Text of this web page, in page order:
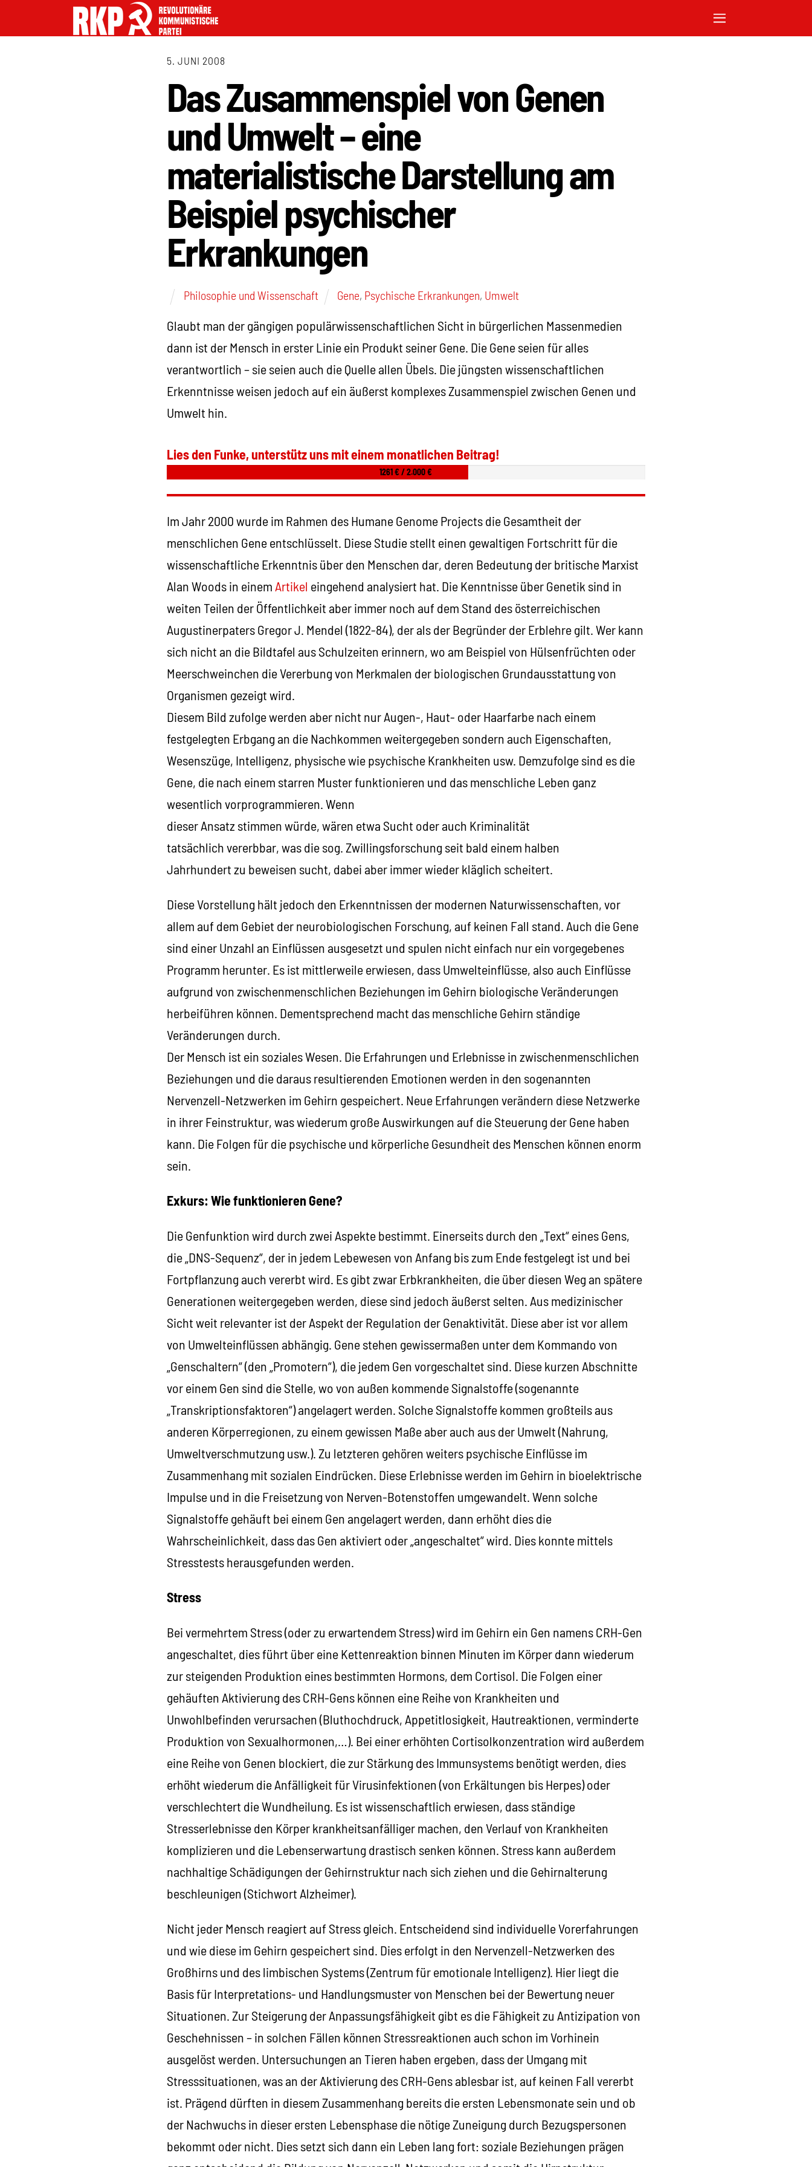
5. JUNI 2008
Das Zusammenspiel von Genen
und Umwelt – eine
materialistische Darstellung am
Beispiel psychischer
Erkrankungen
Philosophie und Wissenschaft Gene, Psychische Erkrankungen, Umwelt
Glaubt man der gängigen populärwissenschaftlichen Sicht in bürgerlichen Massenmedien
dann ist der Mensch in erster Linie ein Produkt seiner Gene. Die Gene seien für alles
verantwortlich – sie seien auch die Quelle allen Übels. Die jüngsten wissenschaftlichen
Erkenntnisse weisen jedoch auf ein äußerst komplexes Zusammenspiel zwischen Genen und
Umwelt hin.
Lies den Funke, unterstütz uns mit einem monatlichen Beitrag!
1261 € / 2.000 €
Im Jahr 2000 wurde im Rahmen des Humane Genome Projects die Gesamtheit der
menschlichen Gene entschlüsselt. Diese Studie stellt einen gewaltigen Fortschritt für die
wissenschaftliche Erkenntnis über den Menschen dar, deren Bedeutung der britische Marxist
Alan Woods in einem Artikel eingehend analysiert hat. Die Kenntnisse über Genetik sind in
weiten Teilen der Öffentlichkeit aber immer noch auf dem Stand des österreichischen
Augustinerpaters Gregor J. Mendel (1822-84), der als der Begründer der Erblehre gilt. Wer kann
sich nicht an die Bildtafel aus Schulzeiten erinnern, wo am Beispiel von Hülsenfrüchten oder
Meerschweinchen die Vererbung von Merkmalen der biologischen Grundausstattung von
Organismen gezeigt wird.
Diesem Bild zufolge werden aber nicht nur Augen-, Haut- oder Haarfarbe nach einem
festgelegten Erbgang an die Nachkommen weitergegeben sondern auch Eigenschaften,
Wesenszüge, Intelligenz, physische wie psychische Krankheiten usw. Demzufolge sind es die
Gene, die nach einem starren Muster funktionieren und das menschliche Leben ganz
wesentlich vorprogrammieren. Wenn
dieser Ansatz stimmen würde, wären etwa Sucht oder auch Kriminalität
tatsächlich vererbbar, was die sog. Zwillingsforschung seit bald einem halben
Jahrhundert zu beweisen sucht, dabei aber immer wieder kläglich scheitert.
Diese Vorstellung hält jedoch den Erkenntnissen der modernen Naturwissenschaften, vor
allem auf dem Gebiet der neurobiologischen Forschung, auf keinen Fall stand. Auch die Gene
sind einer Unzahl an Einflüssen ausgesetzt und spulen nicht einfach nur ein vorgegebenes
Programm herunter. Es ist mittlerweile erwiesen, dass Umwelteinflüsse, also auch Einflüsse
aufgrund von zwischenmenschlichen Beziehungen im Gehirn biologische Veränderungen
herbeiführen können. Dementsprechend macht das menschliche Gehirn ständige
Veränderungen durch.
Der Mensch ist ein soziales Wesen. Die Erfahrungen und Erlebnisse in zwischenmenschlichen
Beziehungen und die daraus resultierenden Emotionen werden in den sogenannten
Nervenzell-Netzwerken im Gehirn gespeichert. Neue Erfahrungen verändern diese Netzwerke
in ihrer Feinstruktur, was wiederum große Auswirkungen auf die Steuerung der Gene haben
kann. Die Folgen für die psychische und körperliche Gesundheit des Menschen können enorm
sein.
Exkurs: Wie funktionieren Gene?
Die Genfunktion wird durch zwei Aspekte bestimmt. Einerseits durch den „Text“ eines Gens,
die „DNS-Sequenz“, der in jedem Lebewesen von Anfang bis zum Ende festgelegt ist und bei
Fortpflanzung auch vererbt wird. Es gibt zwar Erbkrankheiten, die über diesen Weg an spätere
Generationen weitergegeben werden, diese sind jedoch äußerst selten. Aus medizinischer
Sicht weit relevanter ist der Aspekt der Regulation der Genaktivität. Diese aber ist vor allem
von Umwelteinflüssen abhängig. Gene stehen gewissermaßen unter dem Kommando von
„Genschaltern“ (den „Promotern“), die jedem Gen vorgeschaltet sind. Diese kurzen Abschnitte
vor einem Gen sind die Stelle, wo von außen kommende Signalstoffe (sogenannte
„Transkriptionsfaktoren“) angelagert werden. Solche Signalstoffe kommen großteils aus
anderen Körperregionen, zu einem gewissen Maße aber auch aus der Umwelt (Nahrung,
Umweltverschmutzung usw.). Zu letzteren gehören weiters psychische Einflüsse im
Zusammenhang mit sozialen Eindrücken. Diese Erlebnisse werden im Gehirn in bioelektrische
Impulse und in die Freisetzung von Nerven-Botenstoffen umgewandelt. Wenn solche
Signalstoffe gehäuft bei einem Gen angelagert werden, dann erhöht dies die
Wahrscheinlichkeit, dass das Gen aktiviert oder „angeschaltet“ wird. Dies konnte mittels
Stresstests herausgefunden werden.
Stress
Bei vermehrtem Stress (oder zu erwartendem Stress) wird im Gehirn ein Gen namens CRH-Gen
angeschaltet, dies führt über eine Kettenreaktion binnen Minuten im Körper dann wiederum
zur steigenden Produktion eines bestimmten Hormons, dem Cortisol. Die Folgen einer
gehäuften Aktivierung des CRH-Gens können eine Reihe von Krankheiten und
Unwohlbefinden verursachen (Bluthochdruck, Appetitlosigkeit, Hautreaktionen, verminderte
Produktion von Sexualhormonen,…). Bei einer erhöhten Cortisolkonzentration wird außerdem
eine Reihe von Genen blockiert, die zur Stärkung des Immunsystems benötigt werden, dies
erhöht wiederum die Anfälligkeit für Virusinfektionen (von Erkältungen bis Herpes) oder
verschlechtert die Wundheilung. Es ist wissenschaftlich erwiesen, dass ständige
Stresserlebnisse den Körper krankheitsanfälliger machen, den Verlauf von Krankheiten
komplizieren und die Lebenserwartung drastisch senken können. Stress kann außerdem
nachhaltige Schädigungen der Gehirnstruktur nach sich ziehen und die Gehirnalterung
beschleunigen (Stichwort Alzheimer).
Nicht jeder Mensch reagiert auf Stress gleich. Entscheidend sind individuelle Vorerfahrungen
und wie diese im Gehirn gespeichert sind. Dies erfolgt in den Nervenzell-Netzwerken des
Großhirns und des limbischen Systems (Zentrum für emotionale Intelligenz). Hier liegt die
Basis für Interpretations- und Handlungsmuster von Menschen bei der Bewertung neuer
Situationen. Zur Steigerung der Anpassungsfähigkeit gibt es die Fähigkeit zu Antizipation von
Geschehnissen – in solchen Fällen können Stressreaktionen auch schon im Vorhinein
ausgelöst werden. Untersuchungen an Tieren haben ergeben, dass der Umgang mit
Stresssituationen, was an der Aktivierung des CRH-Gens ablesbar ist, auf keinen Fall vererbt
ist. Prägend dürften in diesem Zusammenhang bereits die ersten Lebensmonate sein und ob
der Nachwuchs in dieser ersten Lebensphase die nötige Zuneigung durch Bezugspersonen
bekommt oder nicht. Dies setzt sich dann ein Leben lang fort: soziale Beziehungen prägen